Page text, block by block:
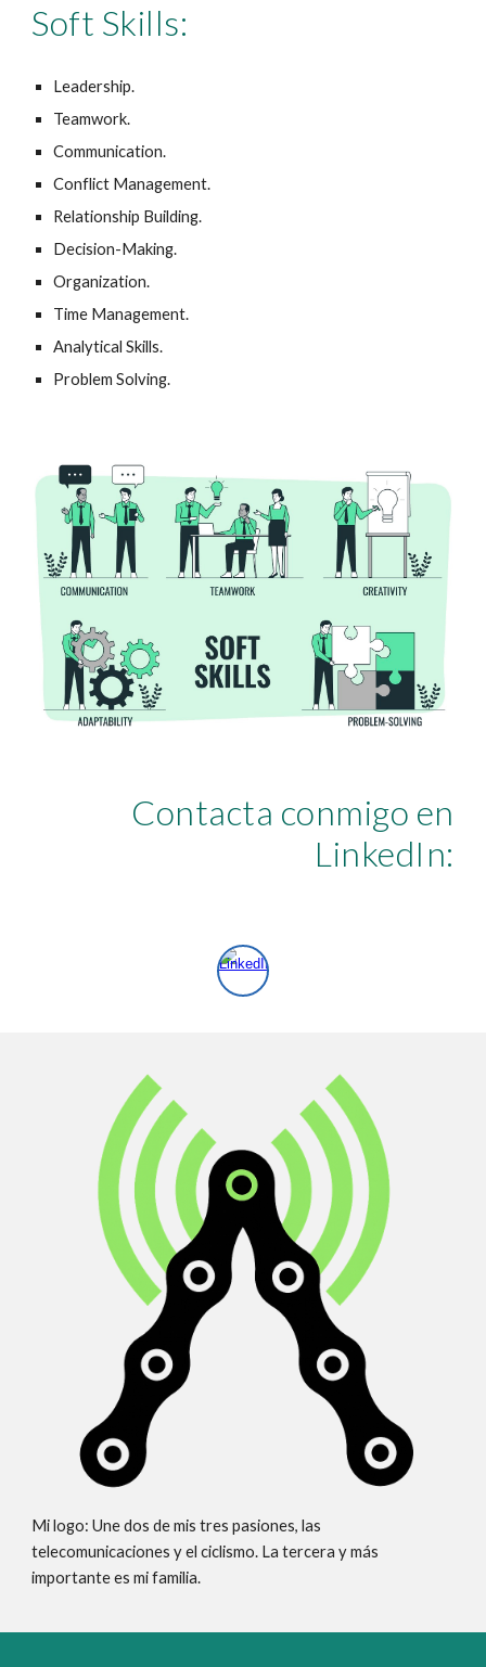
Soft Skills:
Leadership.
Teamwork.
Communication.
Conflict Management.
Relationship Building.
Decision-Making.
Organization.
Time Management.
Analytical Skills.
Problem Solving.
Contacta conmigo en
LinkedIn:
Mi logo: Une dos de mis tres pasiones, las
telecomunicaciones y el ciclismo. La tercera y más
importante es mi familia.